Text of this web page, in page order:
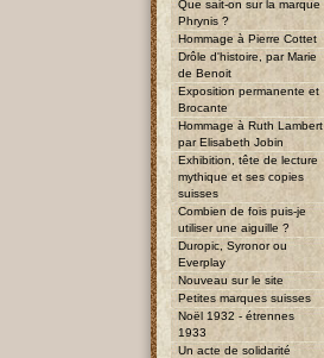
Que sait-on sur la marque
Phrynis ?
Hommage à Pierre Cottet
Drôle d'histoire, par Marie
de Benoit
Exposition permanente et
Brocante
Hommage à Ruth Lambert
par Elisabeth Jobin
Exhibition, tête de lecture
mythique et ses copies
suisses
Combien de fois puis-je
utiliser une aiguille ?
Duropic, Syronor ou
Everplay
Nouveau sur le site
Petites marques suisses
Noël 1932 - étrennes
1933
Un acte de solidarité